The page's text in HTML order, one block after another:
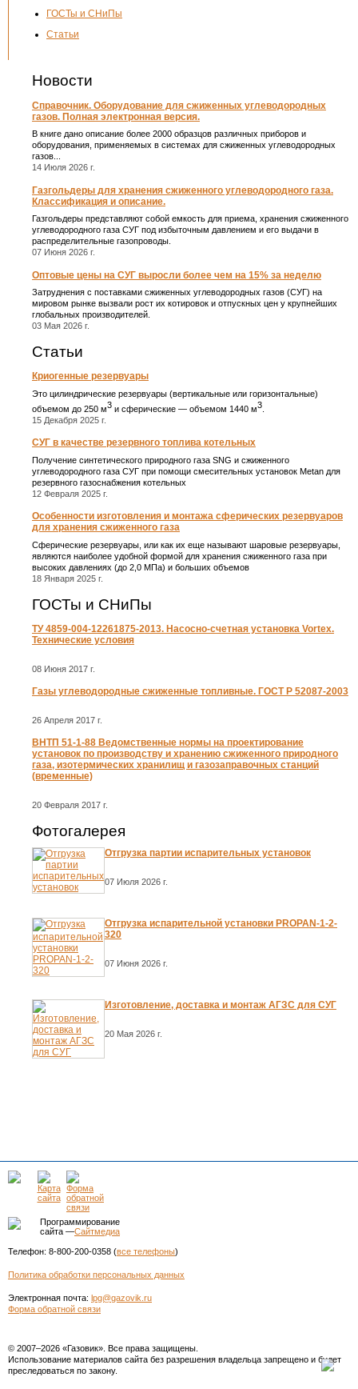
ГОСТы и СНиПы
Статьи
Новости
Справочник. Оборудование для сжиженных углеводородных
газов. Полная электронная версия.
В книге дано описание более 2000 образцов различных приборов и
оборудования, применяемых в системах для сжиженных углеводородных
газов...
14 Июля 2026 г.
Газгольдеры для хранения сжиженного углеводородного газа.
Классификация и описание.
Газгольдеры представляют собой емкость для приема, хранения сжиженного
углеводородного газа СУГ под избыточным давлением и его выдачи в
распределительные газопроводы.
07 Июня 2026 г.
Оптовые цены на СУГ выросли более чем на 15% за неделю
Затруднения с поставками сжиженных углеводородных газов (СУГ) на
мировом рынке вызвали рост их котировок и отпускных цен у крупнейших
глобальных производителей.
03 Мая 2026 г.
Статьи
Криогенные резервуары
Это цилиндрические резервуары (вертикальные или горизонтальные)
объемом до 250 м3 и сферические ― объемом 1440 м3
15 Декабря 2025 г.
СУГ в качестве резервного топлива котельных
Получение синтетического природного газа SNG и сжиженного
углеводородного газа СУГ при помощи смесительных установок Metan для
резервного газоснабжения котельных
12 Февраля 2025 г.
Особенности изготовления и монтажа сферических резервуаров
для хранения сжиженного газа
Сферические резервуары, или как их еще называют шаровые резервуары,
являются наиболее удобной формой для хранения сжиженного газа при
высоких давлениях (до 2,0 МПа) и больших объемов
18 Января 2025 г.
ГОСТы и СНиПы
ТУ 4859-004-12261875-2013. Насосно-счетная установка Vortex.
Технические условия
08 Июня 2017 г.
Газы углеводородные сжиженные топливные. ГОСТ Р 52087-2003
26 Апреля 2017 г.
ВНТП 51-1-88 Ведомственные нормы на проектирование
установок по производству и хранению сжиженного природного
газа, изотермических хранилищ и газозаправочных станций
(временные)
20 Февраля 2017 г.
Фотогалерея
Отгрузка партии испарительных установок
07 Июля 2026 г.
Отгрузка испарительной установки PROPAN-1-2-
320
07 Июня 2026 г.
Изготовление, доставка и монтаж АГЗС для СУГ
20 Мая 2026 г.
Программирование
сайта —Сайтмедиа
Телефон: 8-800-200-0358 (все телефоны)
Политика обработки персональных данных
Электронная почта: lpg@gazovik.ru
Форма обратной связи
© 2007–2026 «Газовик». Все права защищены.
Использование материалов сайта без разрешения владельца запрещено и будет
преследоваться по закону.